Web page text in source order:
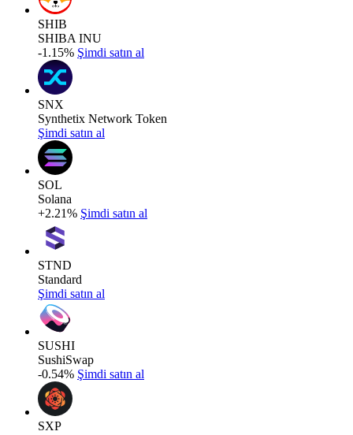
SHIB
SHIBA INU
-1.15% Şimdi satın al
SNX
Synthetix Network Token
Şimdi satın al
SOL
Solana
+2.21% Şimdi satın al
STND
Standard
Şimdi satın al
SUSHI
SushiSwap
-0.54% Şimdi satın al
SXP